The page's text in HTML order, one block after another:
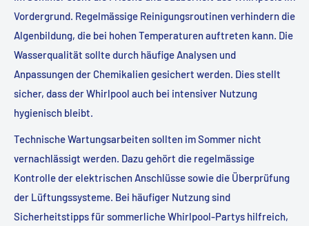
Vordergrund. Regelmässige Reinigungsroutinen verhindern die
Algenbildung, die bei hohen Temperaturen auftreten kann. Die
Wasserqualität sollte durch häufige Analysen und
Anpassungen der Chemikalien gesichert werden. Dies stellt
sicher, dass der Whirlpool auch bei intensiver Nutzung
hygienisch bleibt.
Technische Wartungsarbeiten sollten im Sommer nicht
vernachlässigt werden. Dazu gehört die regelmässige
Kontrolle der elektrischen Anschlüsse sowie die Überprüfung
der Lüftungssysteme. Bei häufiger Nutzung sind
Sicherheitstipps für sommerliche Whirlpool-Partys hilfreich,